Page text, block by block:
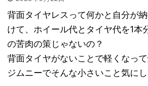
背面タイヤレスって何かと自分が
けて、ホイール代とタイヤ代を1本
の苦肉の策じゃないの？
背面タイヤがないことで軽くなって
ジムニーでそんな小さいこと気にし